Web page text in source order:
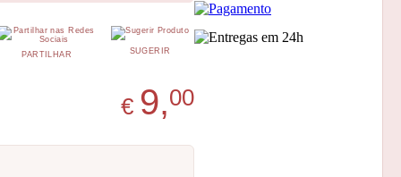
SUGERIR
PARTILHAR
€ 9,00